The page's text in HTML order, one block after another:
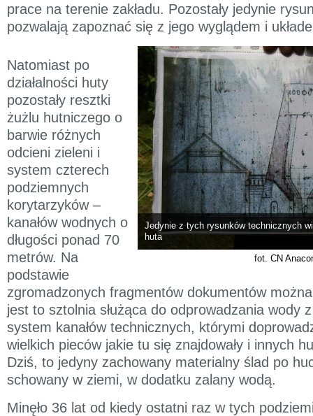
prace na terenie zakładu. Pozostały jedynie
pozwalają zapoznać się z jego wyglądem i
Jedynie z tych rysunków technicznych
huta
fot. CN
Natomiast po
działalności huty
pozostały resztki
żużlu hutniczego o
barwie różnych
odcieni zieleni i
system czterech
podziemnych
korytarzyków –
kanałów wodnych o
długości ponad 70
metrów. Na
podstawie
zgromadzonych fragmentów dokumentów
jest to sztolnia służąca do odprowadzania wody
system kanałów technicznych, którymi
wielkich pieców jakie tu się znajdowały i innych
Dziś, to jedyny zachowany materialny ślad po
schowany w ziemi, w dodatku zalany wodą.
Minęło 36 lat od kiedy ostatni raz w tych